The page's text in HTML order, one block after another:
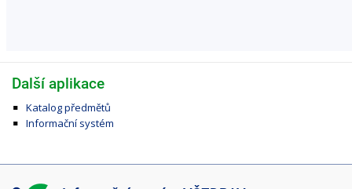
Další aplikace
Katalog předmětů
Informační systém